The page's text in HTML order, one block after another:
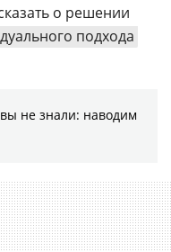
о решении
подхода
не знали: наводим